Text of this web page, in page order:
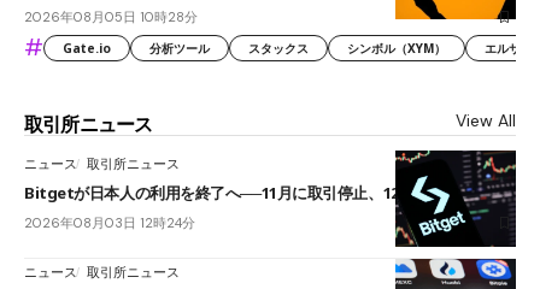
2026年08月05日 10時28分
# Gate.io 分析ツール スタックス シンボル（XYM） エルサル
取引所ニュース View All
ニュース 取引所ニュース
Bitgetが日本人の利用を終了へ──11月に取引停止、12月末に強制決済
2026年08月03日 12時24分
ニュース 取引所ニュース